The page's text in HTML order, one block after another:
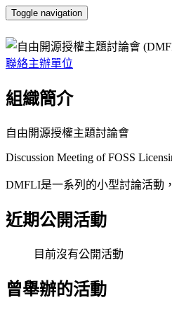
Toggle navigation
聯絡主辦單位
組織簡介
自由開源授權主題討論會
Discussion Meeting of FOSS
DMFLI是一系列的小型討論活動
近期公開活動
目前沒有公開活動
曾舉辦的活動